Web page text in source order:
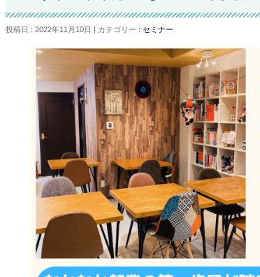
投稿日 : 2022年11月10日 カテゴリー : セミナー